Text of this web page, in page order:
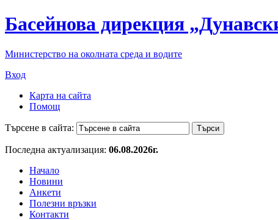
Басейнова дирекция
Министерство на околната среда и водите
Вход
Карта на сайта
Помощ
Търсене в сайта:
Последна актуализация: 06.08.2026г.
Начало
Новини
Анкети
Полезни връзки
Контакти